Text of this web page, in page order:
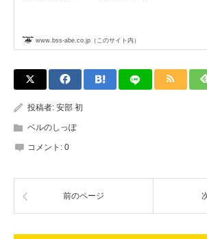
www.bss-abe.co.jp（このサイト内）
投稿者: 安部 初
ベルのしっぽ
コメント: 0
前のページ